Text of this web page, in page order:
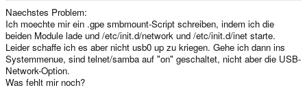
Naechstes Problem:
Ich moechte mir ein .gpe smbmount-Script schreiben, indem ich die
beiden Module lade und /etc/init.d/network und /etc/init.d/inet starte.
Leider schaffe ich es aber nicht usb0 up zu kriegen. Gehe ich dann ins
Systemmenue, sind telnet/samba auf "on" geschaltet, nicht aber die USB-
Network-Option.
Was fehlt mir noch?